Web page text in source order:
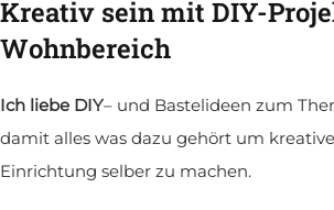
Kreativ sein mit DIY-
Wohnbereich
Ich liebe DIY– und Bastelideen zum
damit alles was dazu gehört um
Einrichtung selber zu machen.